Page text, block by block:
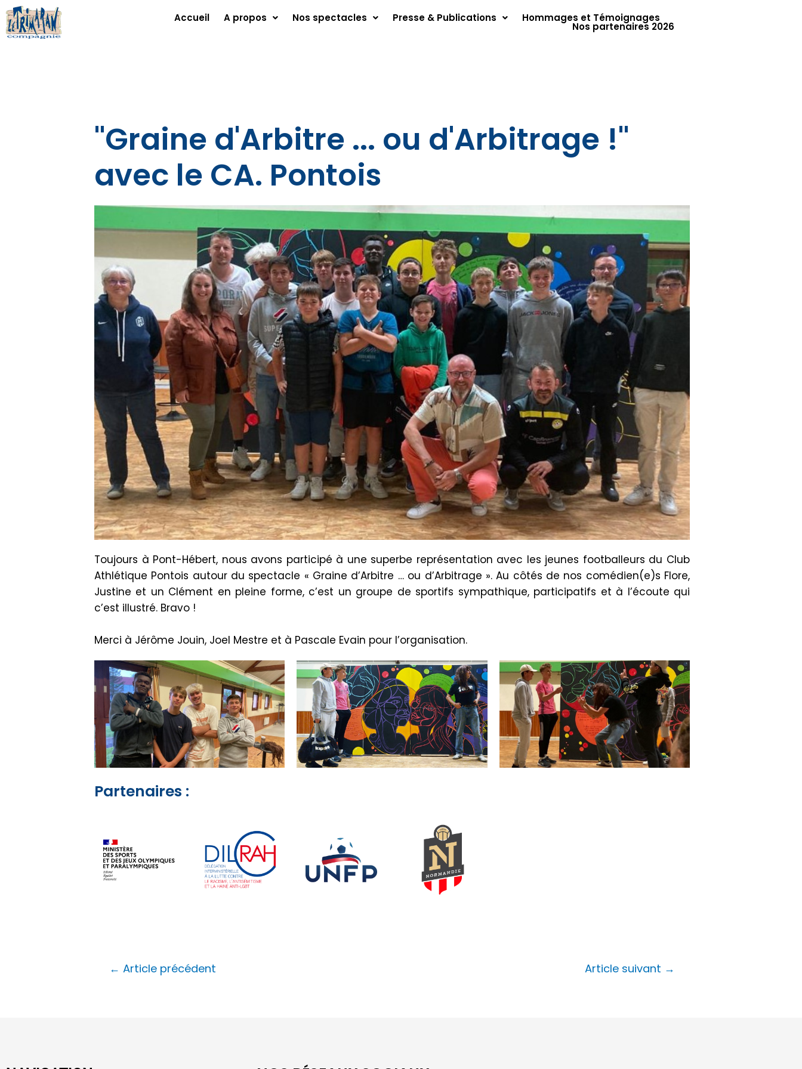
Accueil A propos Nos spectacles Presse & Publications Hommages et Témoignages
Nos partenaires 2026
"Graine d'Arbitre ... ou d'Arbitrage !"
avec le CA. Pontois
Toujours à Pont-Hébert, nous avons participé à une superbe représentation avec les jeunes footballeurs du Club
Athlétique Pontois autour du spectacle « Graine d’Arbitre … ou d’Arbitrage ». Au côtés de nos comédien(e)s Flore,
Justine et un Clément en pleine forme, c’est un groupe de sportifs sympathique, participatifs et à l’écoute qui
c’est illustré. Bravo !
Merci à Jérôme Jouin, Joel Mestre et à Pascale Evain pour l’organisation.
Partenaires :
← Article précédent Article suivant →